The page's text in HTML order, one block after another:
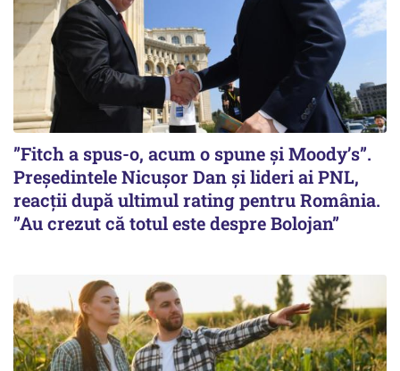
”Fitch a spus-o, acum o spune și Moody’s”.
Președintele Nicușor Dan și lideri ai PNL,
reacții după ultimul rating pentru România.
”Au crezut că totul este despre Bolojan”